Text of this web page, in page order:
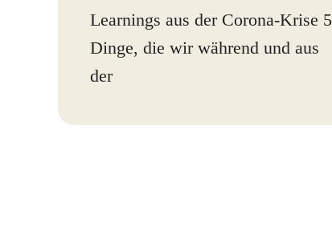
Learnings aus der Corona-Krise 5
Dinge, die wir während und aus
der